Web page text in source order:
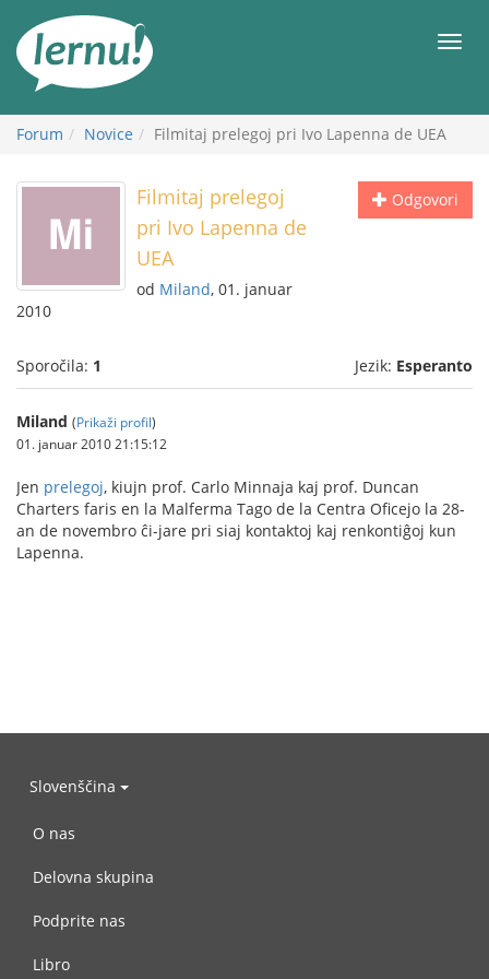
vsebini
Meni
Forum Novice Filmitaj prelegoj pri Ivo Lapenna de UEA
Odgovori
Filmitaj prelegoj
pri Ivo Lapenna de
UEA
od Miland, 01. januar
2010
Sporočila: 1 Jezik: Esperanto
Miland (Prikaži profil)
01. januar 2010 21:15:12
Jen prelegoj, kiujn prof. Carlo Minnaja kaj prof. Duncan
Charters faris en la Malferma Tago de la Centra Oficejo la 28-
an de novembro ĉi-jare pri siaj kontaktoj kaj renkontiĝoj kun
Lapenna.
Slovenščina
O nas
Delovna skupina
Podprite nas
Libro